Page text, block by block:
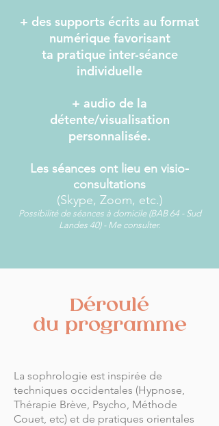
+ des supports écrits au format
numérique favorisant
ta pratique inter-séance
individuelle
+ audio de la
détente/visualisation
personnalisée.
Les séances ont lieu en visio-
consultations
(Skype, Zoom, etc.)
Possibilité de séances à domicile (BAB 64 - Sud
Landes 40) - Me consulter.
Déroulé
du programme
La sophrologie est inspirée de
techniques occidentales (Hypnose,
Thérapie Brève, Psycho, Méthode
Couet, etc) et de pratiques orientales